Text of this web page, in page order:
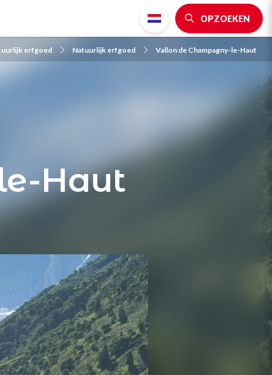
OPZOEKEN
erfgoed Natuurlijk erfgoed Vallon de Champagny-le-Haut
Haut